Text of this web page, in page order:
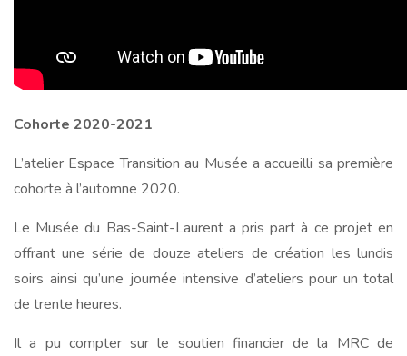
Cohorte 2020-2021
L’atelier Espace Transition au Musée a accueilli sa première
cohorte à l’automne 2020.
Le Musée du Bas-Saint-Laurent a pris part à ce projet en
offrant une série de douze ateliers de création les lundis
soirs ainsi qu’une journée intensive d’ateliers pour un total
de trente heures.
Il a pu compter sur le soutien financier de la MRC de